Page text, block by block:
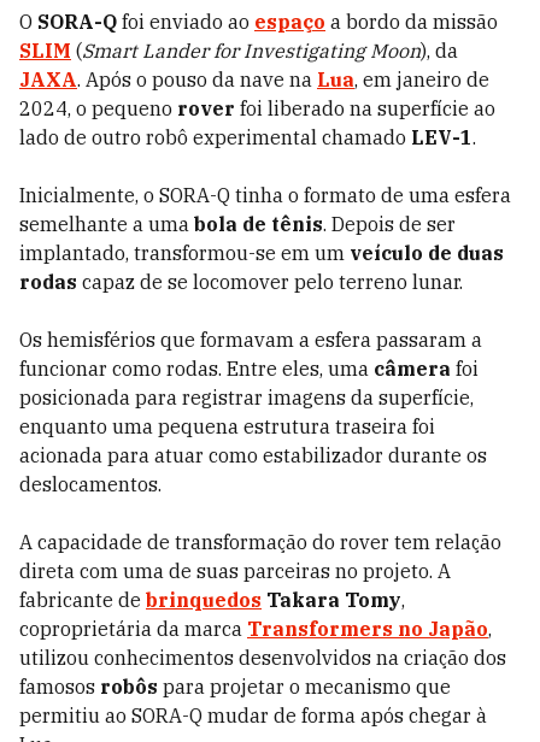
O SORA-Q foi enviado ao espaço a bordo da missão
SLIM (Smart Lander for Investigating Moon), da
JAXA. Após o pouso da nave na Lua, em janeiro de
2024, o pequeno rover foi liberado na superfície ao
lado de outro robô experimental chamado LEV-1.
Inicialmente, o SORA-Q tinha o formato de uma esfera
semelhante a uma bola de tênis. Depois de ser
implantado, transformou-se em um veículo de duas
rodas capaz de se locomover pelo terreno lunar.
Os hemisférios que formavam a esfera passaram a
funcionar como rodas. Entre eles, uma câmera foi
posicionada para registrar imagens da superfície,
enquanto uma pequena estrutura traseira foi
acionada para atuar como estabilizador durante os
deslocamentos.
A capacidade de transformação do rover tem relação
direta com uma de suas parceiras no projeto. A
fabricante de brinquedos Takara Tomy,
coproprietária da marca Transformers no Japão,
utilizou conhecimentos desenvolvidos na criação dos
famosos robôs para projetar o mecanismo que
permitiu ao SORA-Q mudar de forma após chegar à